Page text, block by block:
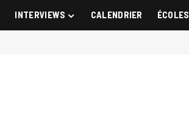
INTERVIEWS CALENDRIER ÉCOLES